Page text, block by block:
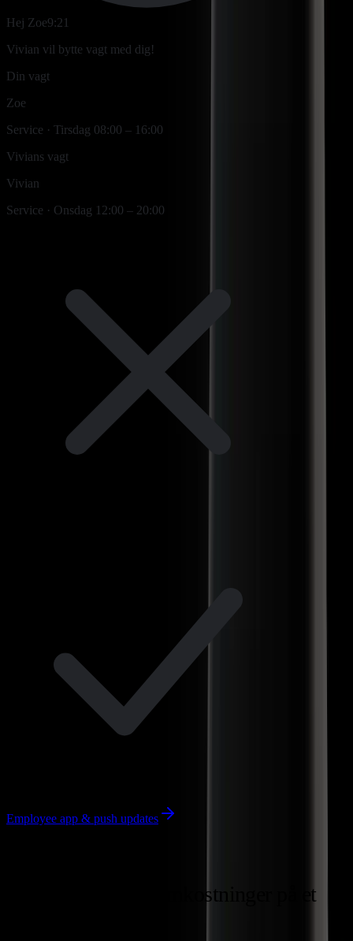
Hej Zoe9:21
Vivian vil bytte vagt med dig!
Din vagt
Zoe
Service · Tirsdag 08:00 – 16:00
Vivians vagt
Vivian
Service · Onsdag 12:00 – 20:00
Employee app & push updates
Personalekrav og omkostninger
på et